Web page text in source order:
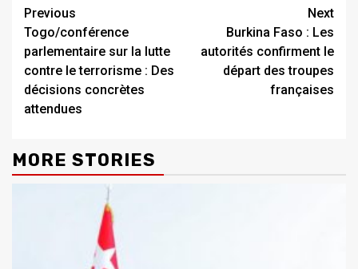
Continue
Reading
Previous
Togo/conférence
parlementaire sur la lutte
contre le terrorisme : Des
décisions concrètes
attendues
Next
Burkina Faso : Les
autorités confirment le
départ des troupes
françaises
MORE STORIES